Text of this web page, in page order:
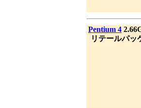
Pentium 4
リテールパッ